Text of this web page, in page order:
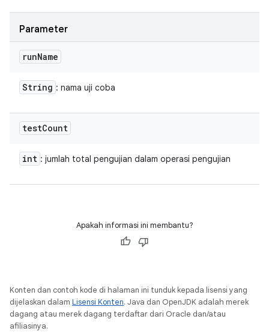
Parameter
runName
String : nama uji coba
testCount
int : jumlah total pengujian dalam operasi pengujian
Apakah informasi ini membantu?
Konten dan contoh kode di halaman ini tunduk kepada lisensi yang
dijelaskan dalam Lisensi Konten. Java dan OpenJDK adalah merek
dagang atau merek dagang terdaftar dari Oracle dan/atau
afiliasinya.